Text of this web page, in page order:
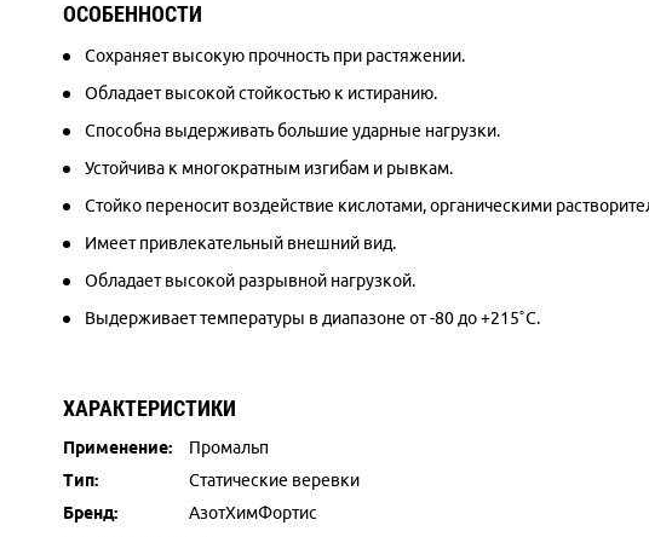
ОСОБЕННОСТИ
Сохраняет высокую прочность при растяжении.
Обладает высокой стойкостью к истиранию.
Способна выдерживать большие ударные нагрузки.
Устойчива к многократным изгибам и рывкам.
Стойко переносит воздействие кислотами, органическими
Имеет привлекательный внешний вид.
Обладает высокой разрывной нагрузкой.
Выдерживает температуры в диапазоне от -80 до +215˚С.
ХАРАКТЕРИСТИКИ
Применение:
Промальп
Тип:
Статические веревки
Бренд:
АзотХимФортис